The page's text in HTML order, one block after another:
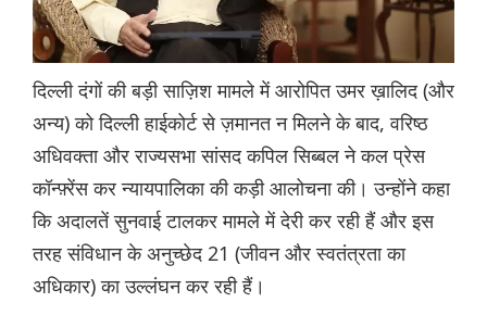
दिल्ली दंगों की बड़ी साज़िश मामले में आरोपित उमर ख़ालिद (और
अन्य) को दिल्ली हाईकोर्ट से ज़मानत न मिलने के बाद, वरिष्ठ
अधिवक्ता और राज्यसभा सांसद कपिल सिब्बल ने कल प्रेस
कॉन्फ़्रेंस कर न्यायपालिका की कड़ी आलोचना की। उन्होंने कहा
कि अदालतें सुनवाई टालकर मामले में देरी कर रही हैं और इस
तरह संविधान के अनुच्छेद 21 (जीवन और स्वतंत्रता का
अधिकार) का उल्लंघन कर रही हैं।